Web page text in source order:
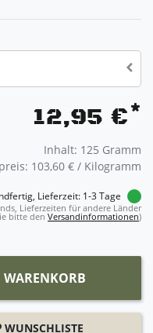
12,95 €*
Inhalt: 125 Gramm
103,60 € / Kilogramm
Lieferzeit: 1-3 Tage
Lieferzeiten für andere Länder
bitte den Versandinformationen)
WUNSCHLISTE